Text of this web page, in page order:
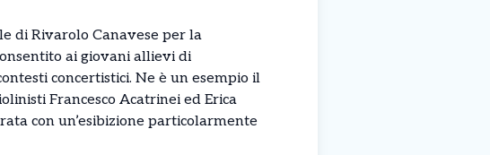
di Rivarolo Canavese per la
ai giovani allievi di
concertistici. Ne è un esempio il
Francesco Acatrinei ed Erica
con un’esibizione particolarmente